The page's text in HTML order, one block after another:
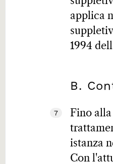
applica
1994
B.
7
Fino
istanza
Con